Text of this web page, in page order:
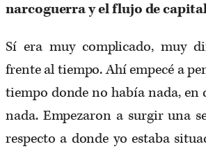
narcoguerra y el flujo de
Sí era muy complicado, muy
frente al tiempo. Ahí empecé a
tiempo donde no había nada, en
nada. Empezaron a surgir una
respecto a donde yo estaba